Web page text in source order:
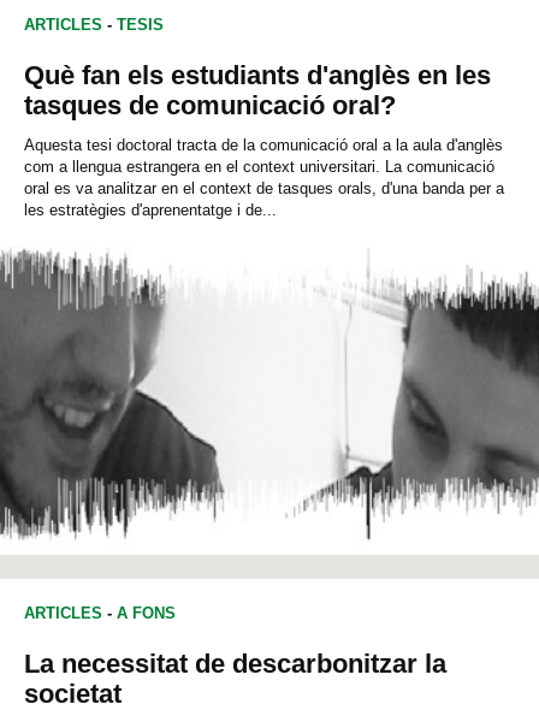
ARTICLES - TESIS
Què fan els estudiants d'anglès en les
tasques de comunicació oral?
Aquesta tesi doctoral tracta de la comunicació oral a la aula d'anglès
com a llengua estrangera en el context universitari. La comunicació
oral es va analitzar en el context de tasques orals, d'una banda per a
les estratègies d'aprenentatge i de...
ARTICLES - A FONS
La necessitat de descarbonitzar la
societat